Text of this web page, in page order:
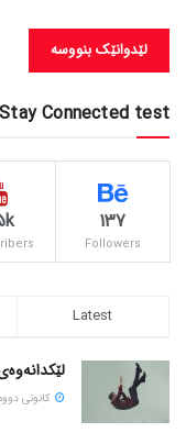
Stay Connected test
137
Followers
Latest
كانونی دووه‌م 19,